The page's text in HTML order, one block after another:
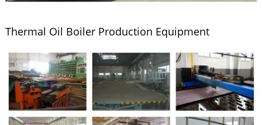
Thermal Oil Boiler Production Equipment